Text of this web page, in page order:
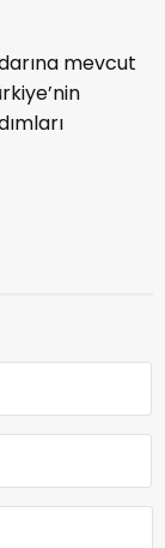
mevcut